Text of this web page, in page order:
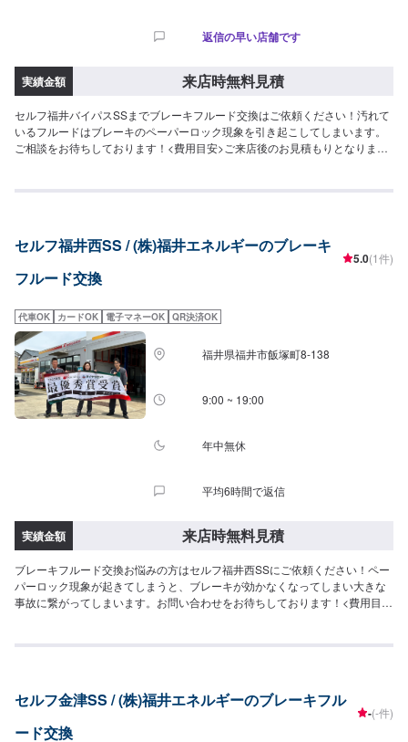
返信の早い店舗です
実績金額 来店時無料見積
セルフ福井バイパスSSまでブレーキフルード交換はご依頼ください！汚れて
いるフルードはブレーキのペーパーロック現象を引き起こしてしまいます。
ご相談をお待ちしております！<費用目安>ご来店後のお見積もりとなりま
セルフ福井西SS / (株)福井エネルギーのブレーキ
フルード交換
5.0(1件)
代車OK カードOK 電子マネーOK QR決済OK
福井県福井市飯塚町8-138
9:00 ~ 19:00
年中無休
平均6時間で返信
実績金額 来店時無料見積
ブレーキフルード交換お悩みの方はセルフ福井西SSにご依頼ください！ペー
パーロック現象が起きてしまうと、ブレーキが効かなくなってしまい大きな
事故に繋がってしまいます。お問い合わせをお待ちしております！<費用目安
セルフ金津SS / (株)福井エネルギーのブレーキフル
ード交換
-(-件)